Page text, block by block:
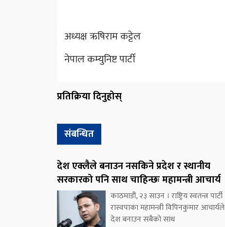
अध्यक्ष ऋषिराम कट्टेल
नेपाल कम्युनिष्ट पार्टी
प्रतिक्रिया दिनुहोस्
संबन्धित
देश एक्लैले बनाउन नसकिने प्रदेश र स्थानीय
सरकारको पनि साथ चाहिन्छः महामन्त्री आचार्य
काठमाडौं, २३ साउन । राष्ट्रिय स्वतन्त्र पार्टी
रास्वपाका महामन्त्री विपिनकुमार आचार्यले
देश बनाउन सबैको साथ